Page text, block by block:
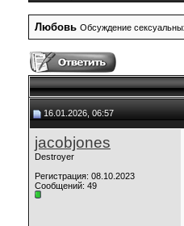
Любовь Обсуждение
16.01.2026, 06:57
jacobjones
Destroyer
Регистрация: 08.10.2023
Сообщений: 49